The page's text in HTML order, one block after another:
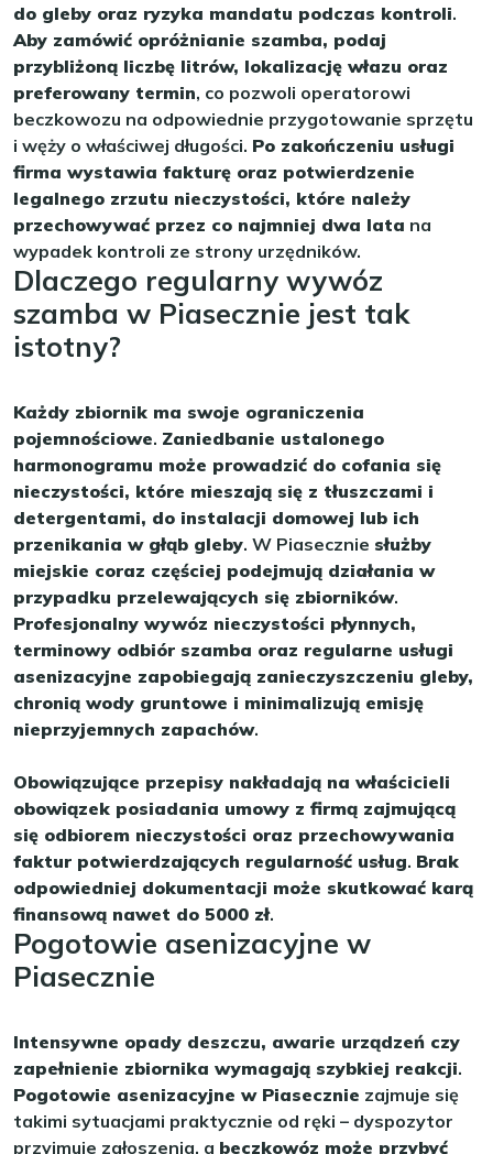
do gleby oraz ryzyka mandatu podczas kontroli.
Aby zamówić opróżnianie szamba, podaj
przybliżoną liczbę litrów, lokalizację włazu oraz
preferowany termin, co pozwoli operatorowi
beczkowozu na odpowiednie przygotowanie sprzętu
i węży o właściwej długości. Po zakończeniu usługi
firma wystawia fakturę oraz potwierdzenie
legalnego zrzutu nieczystości, które należy
przechowywać przez co najmniej dwa lata na
wypadek kontroli ze strony urzędników.
Dlaczego regularny wywóz
szamba w Piasecznie jest tak
istotny?
Każdy zbiornik ma swoje ograniczenia
pojemnościowe. Zaniedbanie ustalonego
harmonogramu może prowadzić do cofania się
nieczystości, które mieszają się z tłuszczami i
detergentami, do instalacji domowej lub ich
przenikania w głąb gleby. W Piasecznie służby
miejskie coraz częściej podejmują działania w
przypadku przelewających się zbiorników.
Profesjonalny wywóz nieczystości płynnych,
terminowy odbiór szamba oraz regularne usługi
asenizacyjne zapobiegają zanieczyszczeniu gleby,
chronią wody gruntowe i minimalizują emisję
nieprzyjemnych zapachów.
Obowiązujące przepisy nakładają na właścicieli
obowiązek posiadania umowy z firmą zajmującą
się odbiorem nieczystości oraz przechowywania
faktur potwierdzających regularność usług. Brak
odpowiedniej dokumentacji może skutkować karą
finansową nawet do 5000 zł.
Pogotowie asenizacyjne w
Piasecznie
Intensywne opady deszczu, awarie urządzeń czy
zapełnienie zbiornika wymagają szybkiej reakcji.
Pogotowie asenizacyjne w Piasecznie zajmuje się
takimi sytuacjami praktycznie od ręki – dyspozytor
przyjmuje zgłoszenia, a beczkowóz może przybyć